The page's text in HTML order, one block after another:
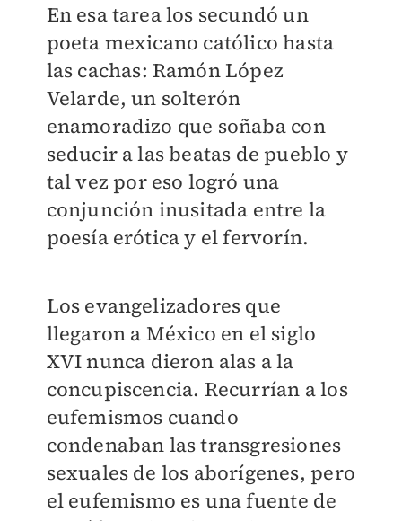
En esa tarea los secundó un
poeta mexicano católico hasta
las cachas: Ramón López
Velarde, un solterón
enamoradizo que soñaba con
seducir a las beatas de pueblo y
tal vez por eso logró una
conjunción inusitada entre la
poesía erótica y el fervorín.
Los evangelizadores que
llegaron a México en el siglo
XVI nunca dieron alas a la
concupiscencia. Recurrían a los
eufemismos cuando
condenaban las transgresiones
sexuales de los aborígenes, pero
el eufemismo es una fuente de